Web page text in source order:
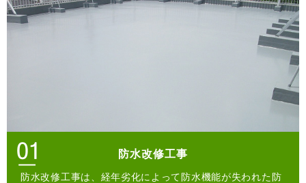
防水改修工事
防水改修工事は、経年劣化によって防水機能が失われた防